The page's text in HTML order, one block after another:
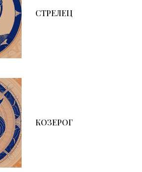
СТРЕЛЕЦ
КОЗЕРОГ